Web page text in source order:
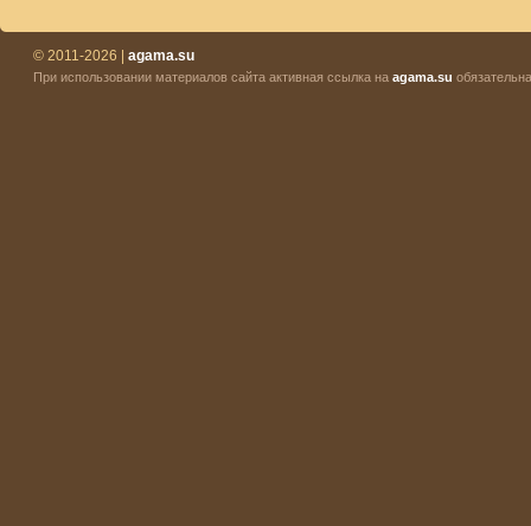
© 2011-2026 | agama.su
При использовании материалов сайта активная ссылка на agama.su